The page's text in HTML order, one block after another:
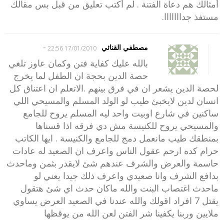
أمثالك هم دعاة الفتنة . لم أكتب تعليق من قبل بس مقالك
مستفذ جدااااااا.
مصطفي القنائي 17/01/2010 22:56
-
بالله عليك كفاية فتن وكمان عاوز تلغي
حصة الدين بحجة ان الطفل لما يخرج
لحصة الدين يشعر ان في فرق بينهم .الاتعلم ان اعتناق كل
انسان لدين لايخبئ طيب لو الولد المسلم والمسيحي اللي
ساكنين في شارع اوبيت واحد ليه المسلم يروح للجامع
والمسيحي يروح للكنيسة مش دي فرقه اذا قسناها
بمنطقك طيب مانعمل دمج للجامع والكنيسة . ايها الكاتب
حرام كده ارحم عقول الناس واعرف ان الصعيد له عادات
حاسمة والعرض والشرف عندهم شئ لايقدر بثمن وماحدث
بدافع الشرف وانا صعيدي واعرف ذلك جيدا يعني لو
ماحدث اغتصاب البنت والله ماكان حدث اي شئ هتقول
يقتل 7 افراد اقولك والله عندنا في الصعيد العرض يساوي
ملايين وربنا يكفينا شر الفتن لعن الله من يوقظها